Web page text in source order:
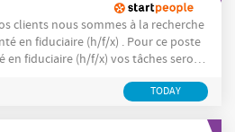
des pièces
TODAY